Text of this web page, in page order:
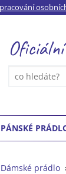
PÁNSKÉ
Dámské prádlo